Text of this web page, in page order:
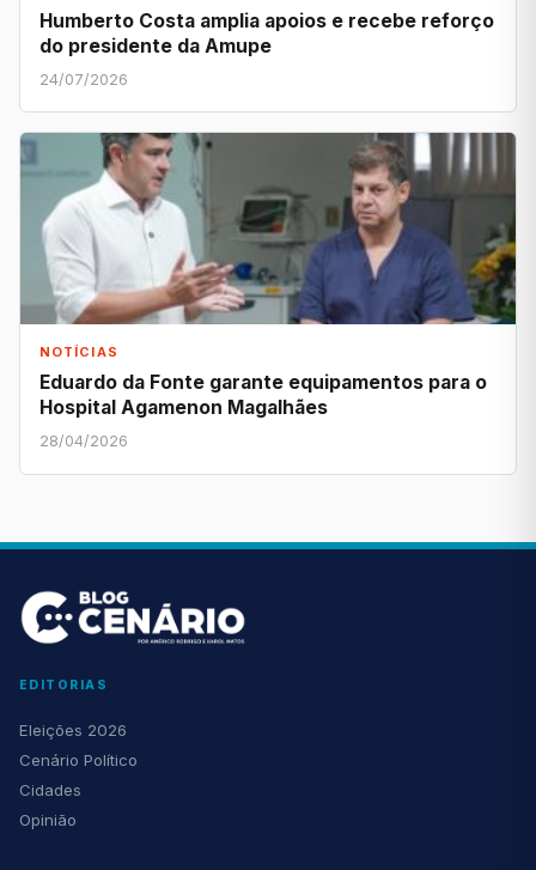
Humberto Costa amplia apoios e recebe reforço
do presidente da Amupe
24/07/2026
NOTÍCIAS
Eduardo da Fonte garante equipamentos para o
Hospital Agamenon Magalhães
28/04/2026
EDITORIAS
Eleições 2026
Cenário Político
Cidades
Opinião